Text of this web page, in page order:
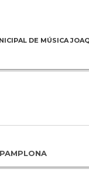
DE MÚSICA